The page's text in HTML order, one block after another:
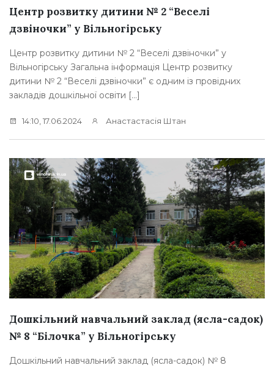
Центр розвитку дитини № 2 “Веселі
дзвіночки” у Вільногірську
Центр розвитку дитини № 2 “Веселі дзвіночки” у
Вільногірську Загальна інформація Центр розвитку
дитини № 2 “Веселі дзвіночки” є одним із провідних
закладів дошкільної освіти […]
14:10, 17.06.2024 Анастастасія Штан
Дошкільний навчальний заклад (ясла-садок)
№ 8 “Білочка” у Вільногірську
Дошкільний навчальний заклад (ясла-садок) № 8